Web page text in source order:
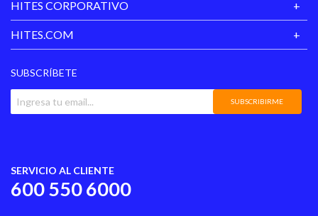
HITES CORPORATIVO
HITES.COM
SUBSCRÍBETE
SUBSCRIBIRME
SERVICIO AL CLIENTE
600 550 6000